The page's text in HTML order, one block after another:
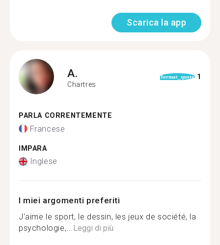
Scarica la app
A.
Chartres
format_quote 1
PARLA CORRENTEMENTE
Francese
IMPARA
Inglese
I miei argomenti preferiti
J'aime le sport, le dessin, les jeux de société, la
psychologie,...Leggi di più